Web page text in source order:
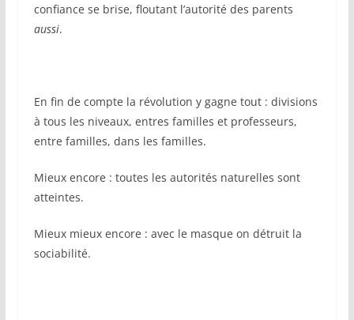
confiance se brise, floutant l’autorité des parents
aussi.
En fin de compte la révolution y gagne tout : divisions
à tous les niveaux, entres familles et professeurs,
entre familles, dans les familles.
Mieux encore : toutes les autorités naturelles sont
atteintes.
Mieux mieux encore : avec le masque on détruit la
sociabilité.